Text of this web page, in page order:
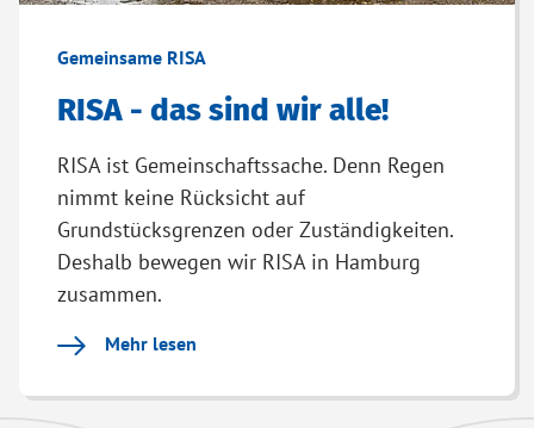
Gemeinsame RISA
RISA - das sind wir alle!
RISA ist Gemeinschaftssache. Denn Regen
nimmt keine Rücksicht auf
Grundstücksgrenzen oder Zuständigkeiten.
Deshalb bewegen wir RISA in Hamburg
zusammen.
Mehr lesen